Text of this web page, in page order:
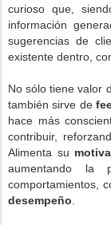
curioso que,
información
sugerencias de
existente dentro,
No sólo tiene valor
también sirve de
hace más
contribuir,
Alimenta su
aumentando la
comportamientos,
desempeño